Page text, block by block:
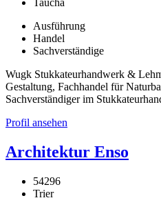
Taucha
Ausführung
Handel
Sachverständige
Wugk Stukkateurhandwerk &
Gestaltung, Fachhandel für
Sachverständiger im
Profil ansehen
Architektur Enso
54296
Trier